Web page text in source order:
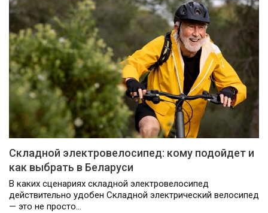
Складной электровелосипед: кому подойдет и
как выбрать в Беларуси
В каких сценариях складной электровелосипед
действительно удобен Складной электрический велосипед
— это не просто…